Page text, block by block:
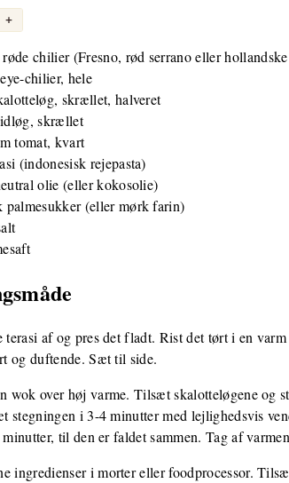
+
røde chilier (Fresno, rød serrano eller
chilier, hele
skrællet, halveret
skrællet
tomat, kvart
(indonesisk rejepasta)
olie (eller kokosolie)
palmesukker (eller mørk farin)
af og pres det fladt. Rist det tørt i en
og duftende. Sæt til side.
wok over høj varme. Tilsæt skalotteløgene og
stegningen i 3-4 minutter med lejlighedsvis
til den er faldet sammen. Tag af
ingredienser i morter eller foodprocessor.